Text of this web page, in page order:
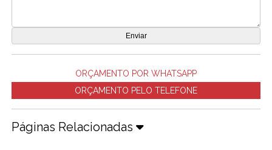
ORÇAMENTO POR WHATSAPP
ORÇAMENTO PELO TELEFONE
Páginas Relacionadas